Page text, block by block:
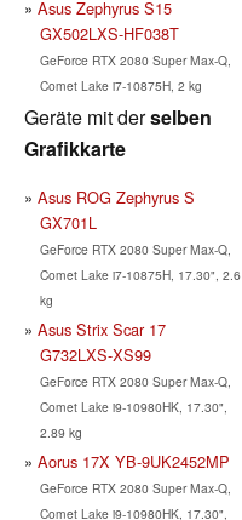
Asus Zephyrus S15
GX502LXS-HF038T
GeForce RTX 2080 Super Max-Q,
Comet Lake i7-10875H, 2 kg
Geräte mit derselben
Grafikkarte
Asus ROG Zephyrus S
GX701L
GeForce RTX 2080 Super Max-Q,
Comet Lake i7-10875H, 17.30", 2.6
kg
Asus Strix Scar 17
G732LXS-XS99
GeForce RTX 2080 Super Max-Q,
Comet Lake i9-10980HK, 17.30",
2.89 kg
Aorus 17X YB-9UK2452MP
GeForce RTX 2080 Super Max-Q,
Comet Lake i9-10980HK, 17.30",